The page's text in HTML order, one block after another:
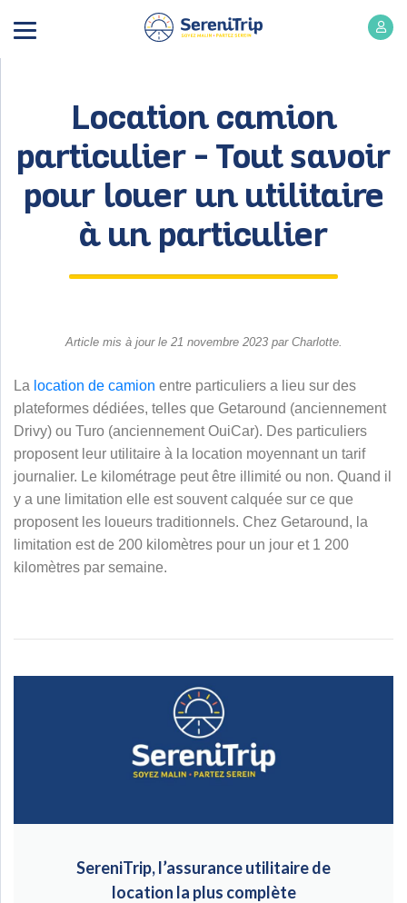
Location camion
particulier – Tout savoir
pour louer un utilitaire
à un particulier
Article mis à jour le 21 novembre 2023 par Charlotte.
La location de camion entre particuliers a lieu sur des
plateformes dédiées, telles que Getaround (anciennement
Drivy) ou Turo (anciennement OuiCar). Des particuliers
proposent leur utilitaire à la location moyennant un tarif
journalier. Le kilométrage peut être illimité ou non. Quand il
y a une limitation elle est souvent calquée sur ce que
proposent les loueurs traditionnels. Chez Getaround, la
limitation est de 200 kilomètres pour un jour et 1 200
kilomètres par semaine.
SereniTrip, l’assurance utilitaire de
location la plus complète